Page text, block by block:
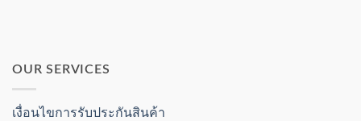
OUR SERVICES
เงื่อนไขการรับประกันสินค้า